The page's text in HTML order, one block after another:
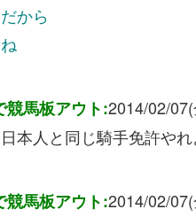
から
競馬板アウト:2014/02/
本人と同じ騎手免許やれ
競馬板アウト:2014/02/